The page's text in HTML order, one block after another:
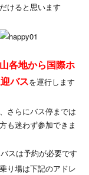
けると思います
各地から国際ホ
バスを運行します
さらにバス停までは
も迷わず参加できま
バスは予約が必要です
り場は下記のアドレ